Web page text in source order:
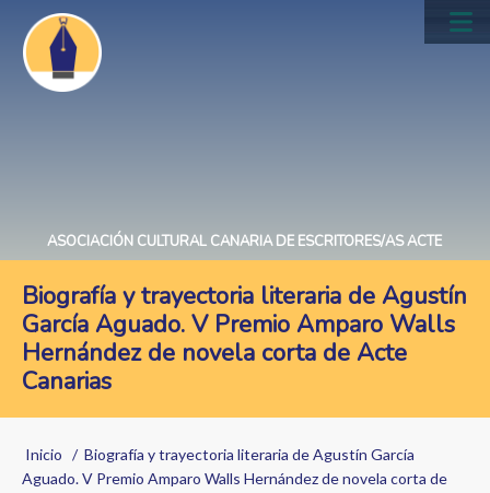
Pasar
contenido
principal
ASOCIACIÓN CULTURAL CANARIA DE ESCRITORES/AS ACTE
Biografía y trayectoria literaria de Agustín
García Aguado. V Premio Amparo Walls
Hernández de novela corta de Acte
Canarias
Sobrescribir
enlaces
Inicio
Biografía y trayectoria literaria de Agustín García
Aguado. V Premio Amparo Walls Hernández de novela corta de